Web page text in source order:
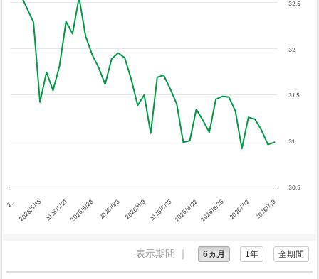
2… 2026/5/152026/5/212026/5/28 2026/6/3 2026/6/9 2026/6/152026/6/222026/6/26 2026/7/2 2026/7/9
30.5
31
31.5
32
32.5
表示期間 ｜ 6ヵ月 1年 全期間